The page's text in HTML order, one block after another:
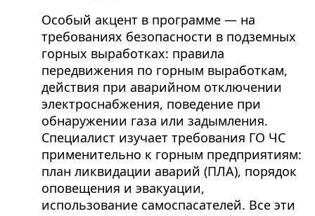
Особый акцент в программе — на
требованиях безопасности в подземных
горных выработках: правила
передвижения по горным выработкам,
действия при аварийном отключении
электроснабжения, поведение при
обнаружении газа или задымления.
Специалист изучает требования ГО ЧС
применительно к горным предприятиям:
план ликвидации аварий (ПЛА), порядок
оповещения и эвакуации,
использование самоспасателей. Все эти